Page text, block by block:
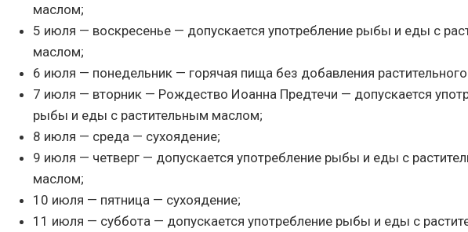
маслом;
5 июля — воскресенье — допускается употребление рыбы и еды с
маслом;
6 июля — понедельник — горячая пища без добавления
7 июля — вторник — Рождество Иоанна Предтечи — допускается
рыбы и еды с растительным маслом;
8 июля — среда — сухоядение;
9 июля — четверг — допускается употребление рыбы и еды с
маслом;
10 июля — пятница — сухоядение;
11 июля — суббота — допускается употребление рыбы и еды с